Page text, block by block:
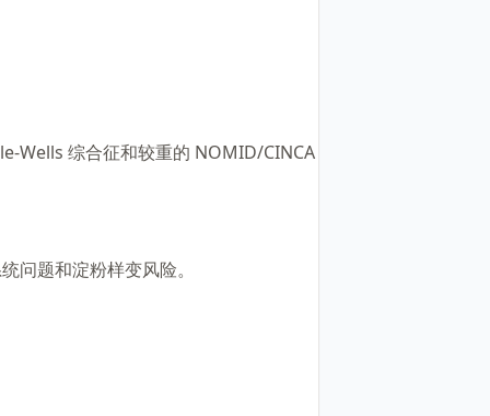
Wells 综合征和较重的 NOMID/CINCA
问题和淀粉样变风险。